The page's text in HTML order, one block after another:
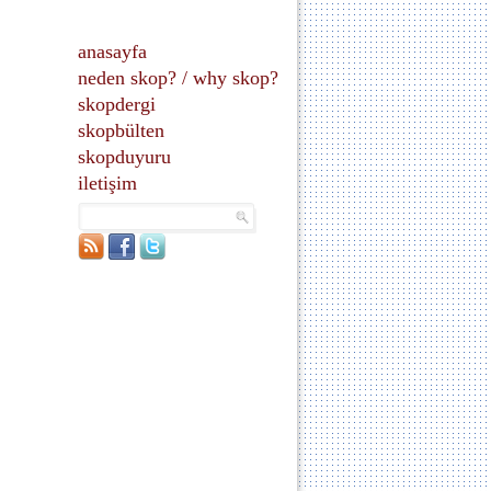
anasayfa
neden skop? / why skop?
skopdergi
skopbülten
skopduyuru
iletişim